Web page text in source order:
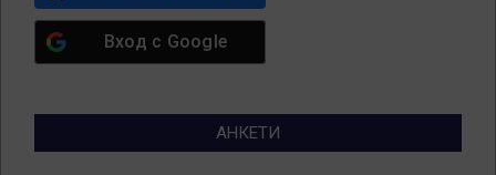
Вход с Google
АНКЕТИ